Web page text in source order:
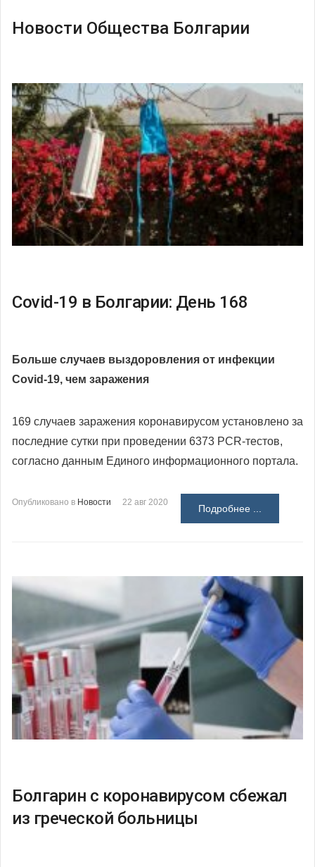
Новости Общества Болгарии
Covid-19 в Болгарии: День 168
Больше случаев выздоровления от инфекции
Covid-19, чем заражения
169 случаев заражения коронавирусом установлено за
последние сутки при проведении 6373 PCR-тестов,
согласно данным Единого информационного портала.
Опубликовано в Новости 22 авг 2020
Подробнее ...
Болгарин с коронавирусом сбежал
из греческой больницы